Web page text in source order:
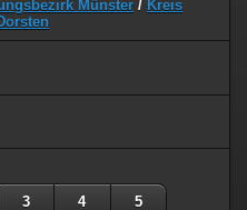
Münster / Kreis
3 4 5